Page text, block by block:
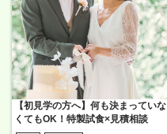
【初見学の方へ】何も決まっていな
くてもOK！特製試食×見積相談